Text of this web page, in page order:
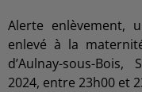
Alerte enlèvement,
enlevé à la
d’Aulnay-sous-
2024, entre 23h00 et